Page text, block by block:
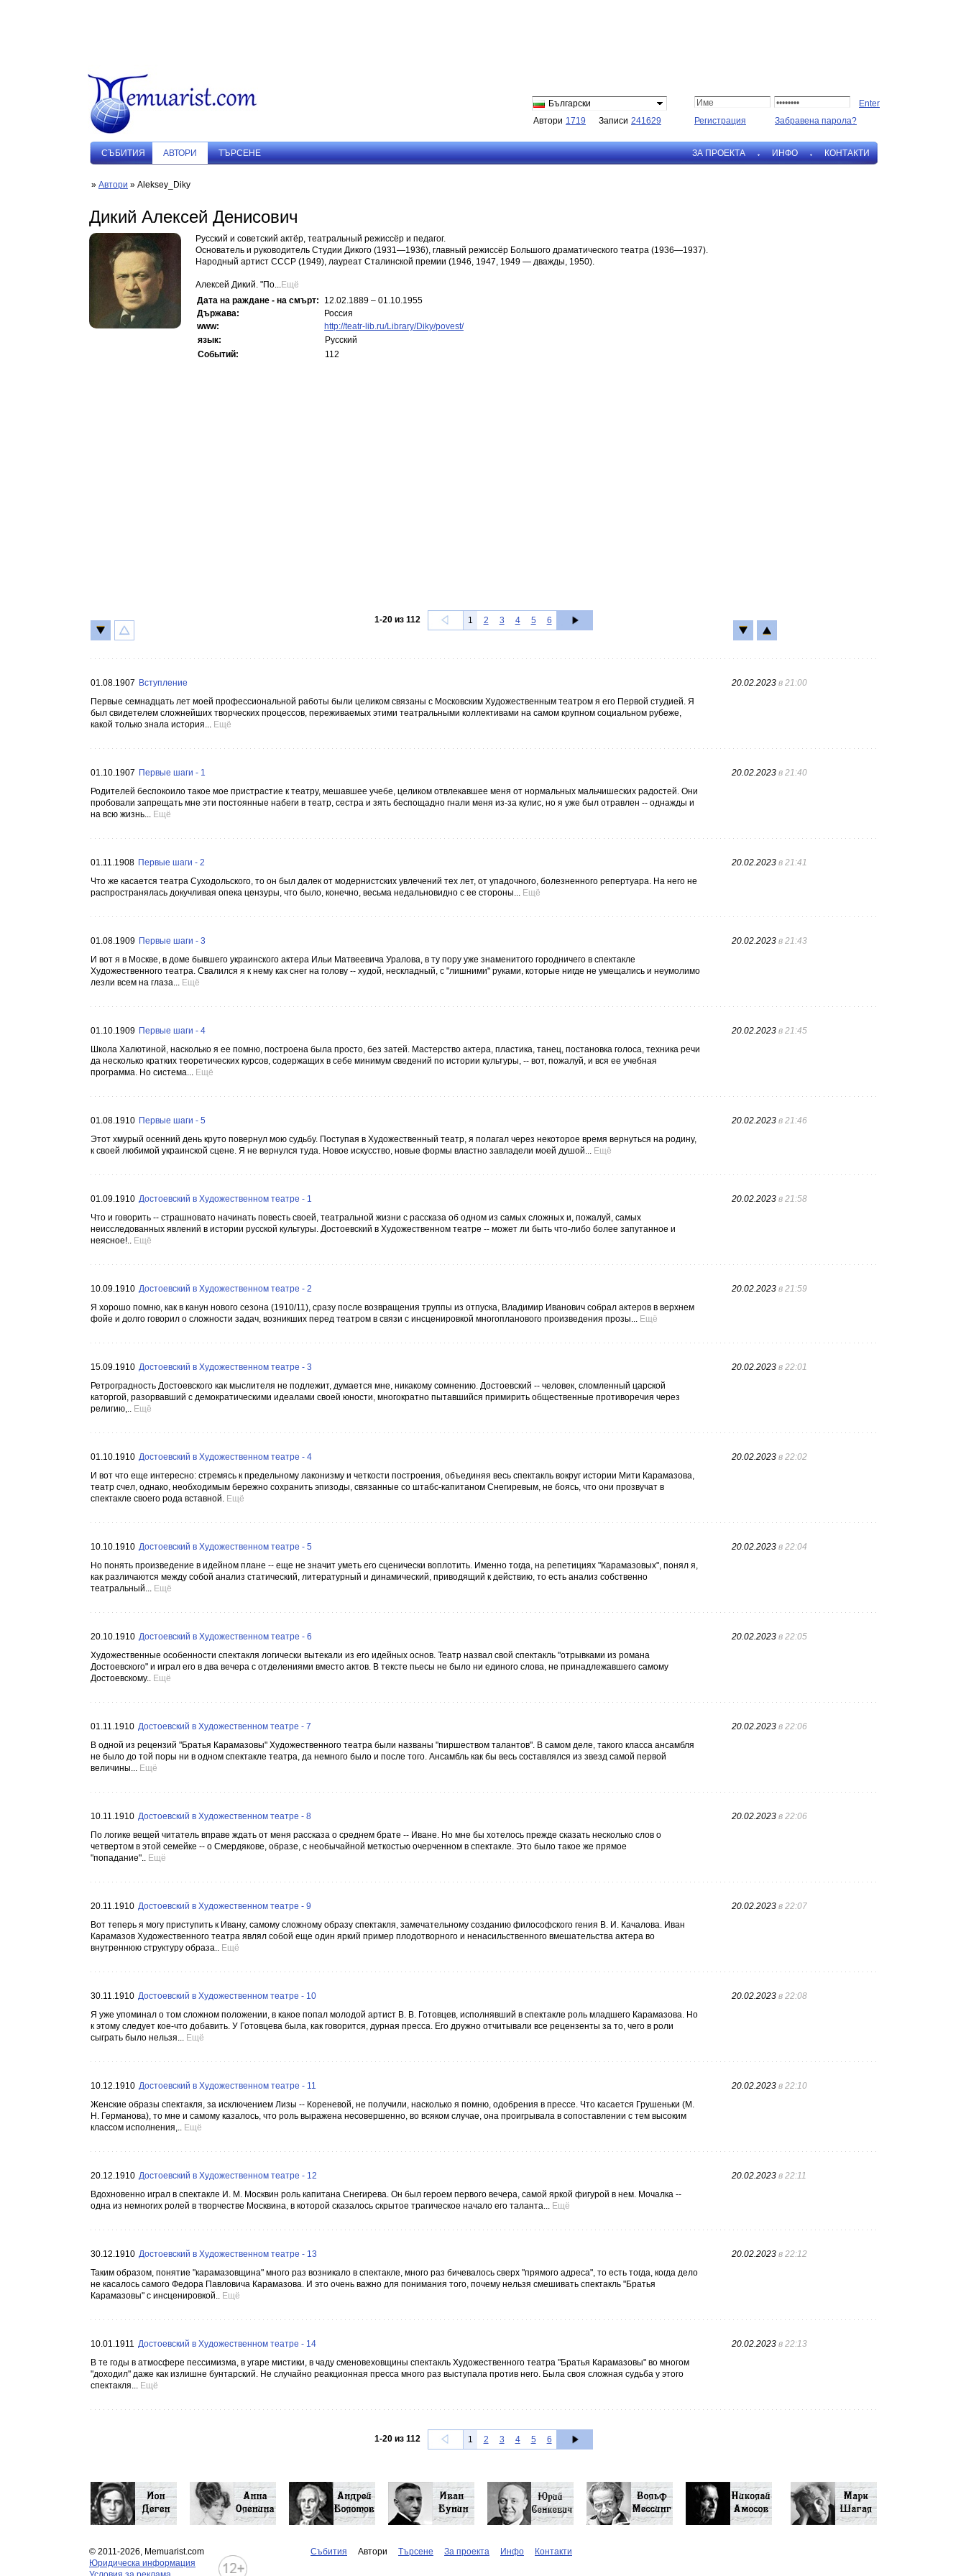
Български
Автори 1719 Записи 241629 Регистрация Забравена парола?
СЪБИТИЯ АВТОРИ ТЪРСЕНЕ ЗА ПРОЕКТА ИНФО КОНТАКТИ
» Автори » Aleksey_Diky
Дикий Алексей Денисович
Русский и советский актёр, театральный режиссёр и педагог.
Основатель и руководитель Студии Дикого (1931—1936), главный режиссёр Большого драматического театра (1936—1937).
Народный артист СССР (1949), лауреат Сталинской премии (1946, 1947, 1949 — дважды, 1950).
Алексей Дикий. "По...Ещё
Дата на раждане - на смърт:
12.02.1889 – 01.10.1955
Държава:
Россия
www:
http://teatr-lib.ru/Library/Diky/povest/
язык:
Русский
Событий:
112
1-20из 112 1 2 3 4 5 6
01.08.1907 Вступление
Первые семнадцать лет моей профессиональной работы были целиком связаны с Московским Художественным театром я его Первой студией. Я
был свидетелем сложнейших творческих процессов, переживаемых этими театральными коллективами на самом крупном социальном рубеже,
какой только знала история... Ещё
20.02.2023 в 21:00
01.10.1907 Первые шаги - 1
Родителей беспокоило такое мое пристрастие к театру, мешавшее учебе, целиком отвлекавшее меня от нормальных мальчишеских радостей. Они
пробовали запрещать мне эти постоянные набеги в театр, сестра и зять беспощадно гнали меня из-за кулис, но я уже был отравлен -- однажды и
на всю жизнь... Ещё
20.02.2023 в 21:40
01.11.1908 Первые шаги - 2
Что же касается театра Суходольского, то он был далек от модернистских увлечений тех лет, от упадочного, болезненного репертуара. На него не
распространялась докучливая опека цензуры, что было, конечно, весьма недальновидно с ее стороны... Ещё
20.02.2023 в 21:41
01.08.1909 Первые шаги - 3
И вот я в Москве, в доме бывшего украинского актера Ильи Матвеевича Уралова, в ту пору уже знаменитого городничего в спектакле
Художественного театра. Свалился я к нему как снег на голову -- худой, нескладный, с "лишними" руками, которые нигде не умещались и неумолимо
лезли всем на глаза... Ещё
20.02.2023 в 21:43
01.10.1909 Первые шаги - 4
Школа Халютиной, насколько я ее помню, построена была просто, без затей. Мастерство актера, пластика, танец, постановка голоса, техника речи
да несколько кратких теоретических курсов, содержащих в себе минимум сведений по истории культуры, -- вот, пожалуй, и вся ее учебная
программа. Но система... Ещё
20.02.2023 в 21:45
01.08.1910 Первые шаги - 5
Этот хмурый осенний день круто повернул мою судьбу. Поступая в Художественный театр, я полагал через некоторое время вернуться на родину,
к своей любимой украинской сцене. Я не вернулся туда. Новое искусство, новые формы властно завладели моей душой... Ещё
20.02.2023 в 21:46
01.09.1910 Достоевский в Художественном театре - 1
Что и говорить -- страшновато начинать повесть своей, театральной жизни с рассказа об одном из самых сложных и, пожалуй, самых
неисследованных явлений в истории русской культуры. Достоевский в Художественном театре -- может ли быть что-либо более запутанное и
неясное!.. Ещё
20.02.2023 в 21:58
10.09.1910 Достоевский в Художественном театре - 2
Я хорошо помню, как в канун нового сезона (1910/11), сразу после возвращения труппы из отпуска, Владимир Иванович собрал актеров в верхнем
фойе и долго говорил о сложности задач, возникших перед театром в связи с инсценировкой многопланового произведения прозы... Ещё
20.02.2023 в 21:59
15.09.1910 Достоевский в Художественном театре - 3
Ретроградность Достоевского как мыслителя не подлежит, думается мне, никакому сомнению. Достоевский -- человек, сломленный царской
каторгой, разорвавший с демократическими идеалами своей юности, многократно пытавшийся примирить общественные противоречия через
религию,.. Ещё
20.02.2023 в 22:01
01.10.1910 Достоевский в Художественном театре - 4
И вот что еще интересно: стремясь к предельному лаконизму и четкости построения, объединяя весь спектакль вокруг истории Мити Карамазова,
театр счел, однако, необходимым бережно сохранить эпизоды, связанные со штабс-капитаном Снегиревым, не боясь, что они прозвучат в
спектакле своего рода вставной. Ещё
20.02.2023 в 22:02
10.10.1910 Достоевский в Художественном театре - 5
Но понять произведение в идейном плане -- еще не значит уметь его сценически воплотить. Именно тогда, на репетициях "Карамазовых", понял я,
как различаются между собой анализ статический, литературный и динамический, приводящий к действию, то есть анализ собственно
театральный... Ещё
20.02.2023 в 22:04
20.10.1910 Достоевский в Художественном театре - 6
Художественные особенности спектакля логически вытекали из его идейных основ. Театр назвал свой спектакль "отрывками из романа
Достоевского" и играл его в два вечера с отделениями вместо актов. В тексте пьесы не было ни единого слова, не принадлежавшего самому
Достоевскому.. Ещё
20.02.2023 в 22:05
01.11.1910 Достоевский в Художественном театре - 7
В одной из рецензий "Братья Карамазовы" Художественного театра были названы "пиршеством талантов". В самом деле, такого класса ансамбля
не было до той поры ни в одном спектакле театра, да немного было и после того. Ансамбль как бы весь составлялся из звезд самой первой
величины... Ещё
20.02.2023 в 22:06
10.11.1910 Достоевский в Художественном театре - 8
По логике вещей читатель вправе ждать от меня рассказа о среднем брате -- Иване. Но мне бы хотелось прежде сказать несколько слов о
четвертом в этой семейке -- о Смердякове, образе, с необычайной меткостью очерченном в спектакле. Это было такое же прямое
"попадание".. Ещё
20.02.2023 в 22:06
20.11.1910 Достоевский в Художественном театре - 9
Вот теперь я могу приступить к Ивану, самому сложному образу спектакля, замечательному созданию философского гения В. И. Качалова. Иван
Карамазов Художественного театра являл собой еще один яркий пример плодотворного и ненасильственного вмешательства актера во
внутреннюю структуру образа.. Ещё
20.02.2023 в 22:07
30.11.1910 Достоевский в Художественном театре - 10
Я уже упоминал о том сложном положении, в какое попал молодой артист В. В. Готовцев, исполнявший в спектакле роль младшего Карамазова. Но
к этому следует кое-что добавить. У Готовцева была, как говорится, дурная пресса. Его дружно отчитывали все рецензенты за то, чего в роли
сыграть было нельзя... Ещё
20.02.2023 в 22:08
10.12.1910 Достоевский в Художественном театре - 11
Женские образы спектакля, за исключением Лизы -- Кореневой, не получили, насколько я помню, одобрения в прессе. Что касается Грушеньки (М.
Н. Германова), то мне и самому казалось, что роль выражена несовершенно, во всяком случае, она проигрывала в сопоставлении с тем высоким
классом исполнения,.. Ещё
20.02.2023 в 22:10
20.12.1910 Достоевский в Художественном театре - 12
Вдохновенно играл в спектакле И. М. Москвин роль капитана Снегирева. Он был героем первого вечера, самой яркой фигурой в нем. Мочалка --
одна из немногих ролей в творчестве Москвина, в которой сказалось скрытое трагическое начало его таланта... Ещё
20.02.2023 в 22:11
30.12.1910 Достоевский в Художественном театре - 13
Таким образом, понятие "карамазовщина" много раз возникало в спектакле, много раз бичевалось сверх "прямого адреса", то есть тогда, когда дело
не касалось самого Федора Павловича Карамазова. И это очень важно для понимания того, почему нельзя смешивать спектакль "Братья
Карамазовы" с инсценировкой.. Ещё
20.02.2023 в 22:12
10.01.1911 Достоевский в Художественном театре - 14
В те годы в атмосфере пессимизма, в угаре мистики, в чаду сменовеховщины спектакль Художественного театра "Братья Карамазовы" во многом
"доходил" даже как излишне бунтарский. Не случайно реакционная пресса много раз выступала против него. Была своя сложная судьба у этого
спектакля... Ещё
20.02.2023 в 22:13
1-20из 112 1 2 3 4 5 6
© 2011-2026, Memuarist.com
Юридическа информация
Събития Автори Търсене За проекта Инфо Контакти